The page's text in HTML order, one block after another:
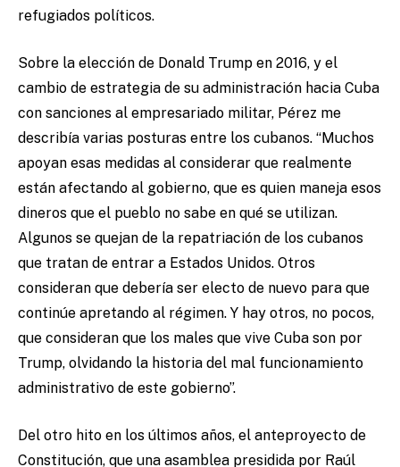
refugiados políticos.
Sobre la elección de Donald Trump en 2016, y el
cambio de estrategia de su administración hacia Cuba
con sanciones al empresariado militar, Pérez me
describía varias posturas entre los cubanos. “Muchos
apoyan esas medidas al considerar que realmente
están afectando al gobierno, que es quien maneja esos
dineros que el pueblo no sabe en qué se utilizan.
Algunos se quejan de la repatriación de los cubanos
que tratan de entrar a Estados Unidos. Otros
consideran que debería ser electo de nuevo para que
continúe apretando al régimen. Y hay otros, no pocos,
que consideran que los males que vive Cuba son por
Trump, olvidando la historia del mal funcionamiento
administrativo de este gobierno”.
Del otro hito en los últimos años, el anteproyecto de
Constitución, que una asamblea presidida por Raúl